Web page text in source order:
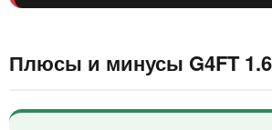
Плюсы и минусы G4FT 1.6